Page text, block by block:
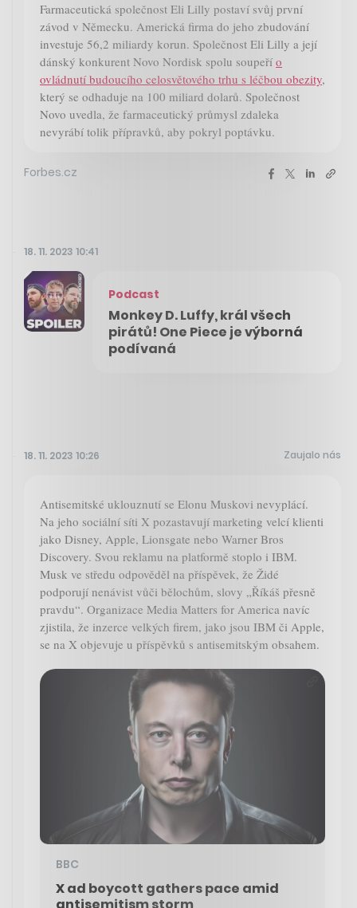
Farmaceutická společnost Eli Lilly postaví svůj první
závod v Německu. Americká firma do jeho zbudování
investuje 56,2 miliardy korun. Společnost Eli Lilly a její
dánský konkurent Novo Nordisk spolu soupeří o
ovládnutí budoucího celosvětového trhu s léčbou obezity,
který se odhaduje na 100 miliard dolarů. Společnost
Novo uvedla, že farmaceutický průmysl zdaleka
nevyrábí tolik přípravků, aby pokryl poptávku.
Forbes.cz
18. 11. 2023 10:41
Podcast
Monkey D. Luffy, král všech
pirátů! One Piece je výborná
podívaná
18. 11. 2023 10:26 Zaujalo nás
Antisemitské uklouznutí se Elonu Muskovi nevyplácí.
Na jeho sociální síti X pozastavují marketing velcí klienti
jako Disney, Apple, Lionsgate nebo Warner Bros
Discovery. Svou reklamu na platformě stoplo i IBM.
Musk ve středu odpověděl na příspěvek, že Židé
podporují nenávist vůči bělochům, slovy „Říkáš přesně
pravdu“. Organizace Media Matters for America navíc
zjistila, že inzerce velkých firem, jako jsou IBM či Apple,
se na X objevuje u příspěvků s antisemitským obsahem.
BBC
X ad boycott gathers pace amid